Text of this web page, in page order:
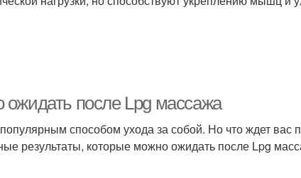
ожидать после Lpg массажа
способом ухода за собой. Но что ждет вас
результаты, которые можно ожидать после Lpg